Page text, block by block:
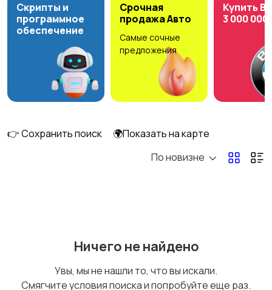
С/х животные
Скрипты и
программное
обеспечение
Срочная
продажа Авто
Самые сочные
предложения
Купить
3 000 000
👉 Сохранить поиск
🌍Показать на карте
По новизне
Ничего не найдено
Увы, мы не нашли то, что вы искали.
Смягчите условия поиска и попробуйте еще раз.